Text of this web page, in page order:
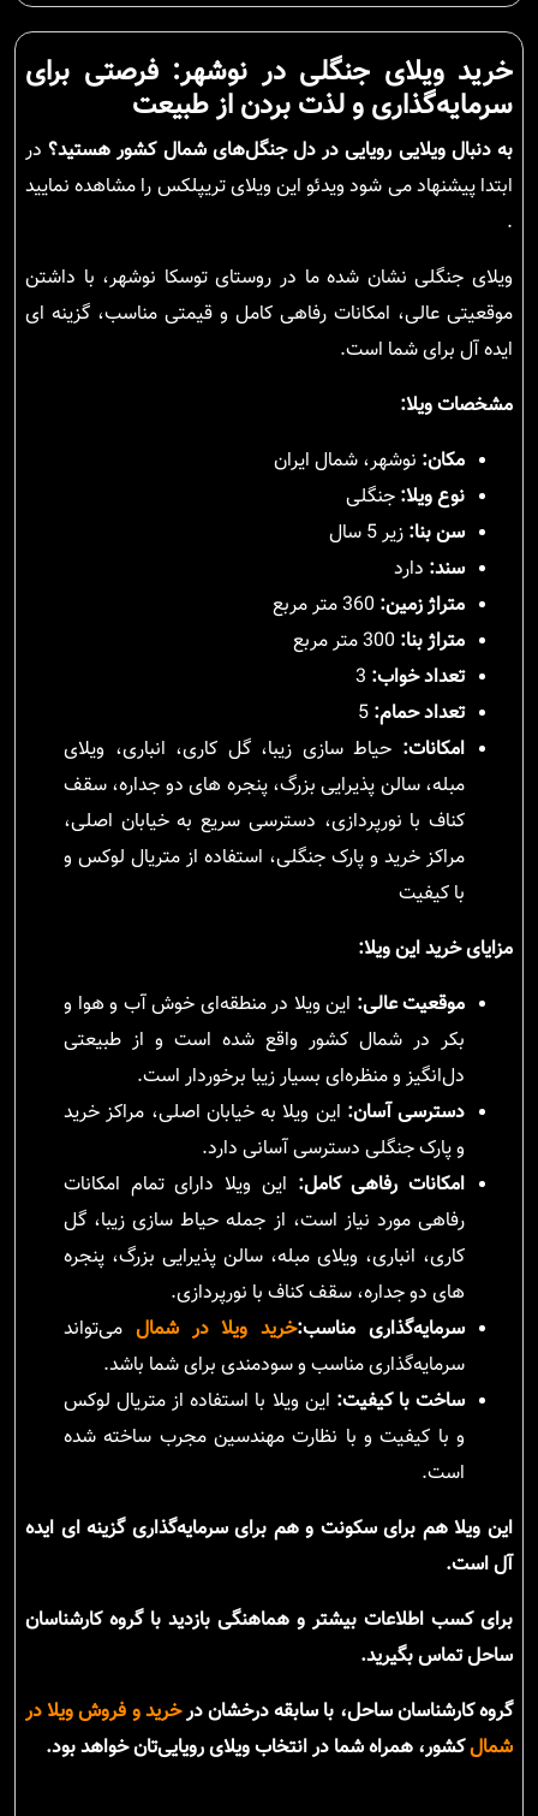
خرید ویلای جنگلی در نوشهر: فرصتی برای
سرمایه‌گذاری و لذت بردن از طبیعت
به دنبال ویلایی رویایی در دل جنگل‌های شمال کشور هستید؟در
ابتدا پیشنهاد می شود ویدئو این ویلای تریپلکس را مشاهده نمایید
.
ویلای جنگلی نشان شده ما در روستای توسکا نوشهر، با داشتن
موقعیتی عالی، امکانات رفاهی کامل و قیمتی مناسب، گزینه ای
ایده آل برای شما است.
مشخصات ویلا:
مکان: نوشهر، شمال ایران
نوع ویلا: جنگلی
سن بنا: زیر 5 سال
سند: دارد
متراژ زمین:
متراژ بنا:
تعداد خواب:
تعداد حمام:
امکانات: حیاط سازی زیبا، گل کاری، انباری، ویلای
مبله، سالن پذیرایی بزرگ، پنجره های دو جداره، سقف
کناف با نورپردازی، دسترسی سریع به خیابان اصلی،
مراکز خرید و پارک جنگلی، استفاده از متریال لوکس و
با کیفیت
مزایای خرید این ویلا:
موقعیت عالی: این ویلا در منطقه‌ای خوش آب و هوا و
بکر در شمال کشور واقع شده است و از طبیعتی
دل‌انگیز و منظره‌ای بسیار زیبا برخوردار است.
دسترسی آسان: این ویلا به خیابان اصلی، مراکز خرید
و پارک جنگلی دسترسی آسانی دارد.
امکانات رفاهی کامل: این ویلا دارای تمام امکانات
رفاهی مورد نیاز است، از جمله حیاط سازی زیبا، گل
کاری، انباری، ویلای مبله، سالن پذیرایی بزرگ، پنجره
های دو جداره، سقف کناف با نورپردازی.
سرمایه‌گذاری مناسب:خرید ویلا در شمال می‌تواند
سرمایه‌گذاری مناسب و سودمندی برای شما باشد.
ساخت با کیفیت: این ویلا با استفاده از متریال لوکس
و با کیفیت و با نظارت مهندسین مجرب ساخته شده
است.
این ویلا هم برای سکونت و هم برای سرمایه‌گذاری گزینه ای ایده
آل است.
برای کسب اطلاعات بیشتر و هماهنگی بازدید با گروه کارشناسان
ساحل تماس بگیرید.
گروه کارشناسان ساحل، با سابقه درخشان درخرید و فروش ویلا در
شمالکشور، همراه شما در انتخاب ویلای رویایی‌تان خواهد بود.